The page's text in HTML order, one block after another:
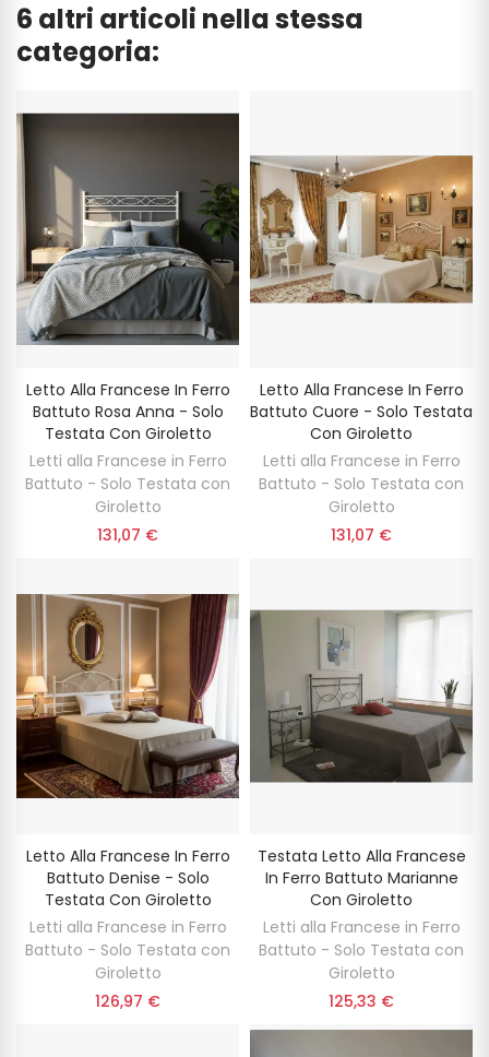
6 altri articoli nella stessa
categoria:
Letto Alla Francese In Ferro
Battuto Rosa Anna - Solo
Testata Con Giroletto
Letti alla Francese in Ferro
Battuto - Solo Testata con
Giroletto
131,07 €
Letto Alla Francese In Ferro
Battuto Cuore - Solo Testata
Con Giroletto
Letti alla Francese in Ferro
Battuto - Solo Testata con
Giroletto
131,07 €
Letto Alla Francese In Ferro
Battuto Denise - Solo
Testata Con Giroletto
Letti alla Francese in Ferro
Battuto - Solo Testata con
Giroletto
126,97 €
Testata Letto Alla Francese
In Ferro Battuto Marianne
Con Giroletto
Letti alla Francese in Ferro
Battuto - Solo Testata con
Giroletto
125,33 €